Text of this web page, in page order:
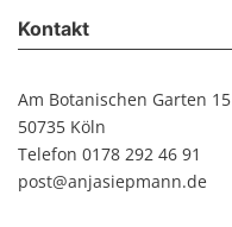
Kontakt
Am Botanischen Garten 15
50735 Köln
Telefon 0178 292 46 91
post@anjasiepmann.de